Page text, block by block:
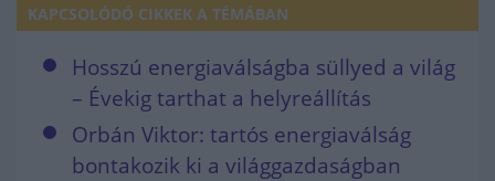
KAPCSOLÓDÓ CIKKEK A TÉMÁBAN
Hosszú energiaválságba süllyed a világ
– Évekig tarthat a helyreállítás
Orbán Viktor: tartós energiaválság
bontakozik ki a világgazdaságban